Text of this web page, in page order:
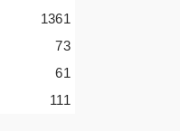
1361
73
61
111